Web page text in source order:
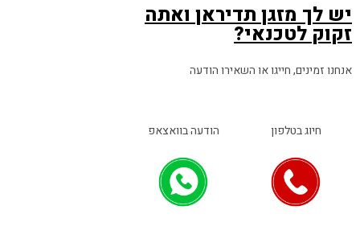
יש לך מזגן תדיראן ואתה
זקוק לטכנאי?
אנחנו זמינים, חייגו או השאירו הודעה
חיוג בטלפון הודעה בוואצאפ